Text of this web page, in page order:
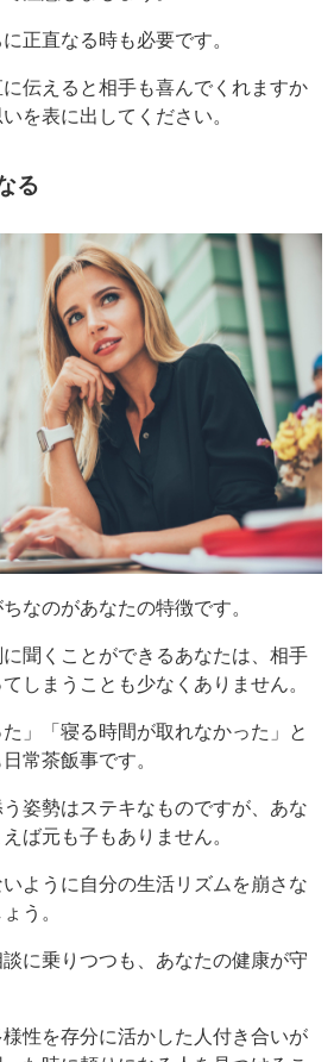
正直なる時も必要です。
伝えると相手も喜んでくれますか
を表に出してください。
る
なのがあなたの特徴です。
聞くことができるあなたは、相手
しまうことも少なくありません。
た」「寝る時間が取れなかった」と
常茶飯事です。
姿勢はステキなものですが、あな
ば元も子もありません。
ように自分の生活リズムを崩さな
う。
に乗りつつも、あなたの健康が守
性を存分に活かした人付き合いが